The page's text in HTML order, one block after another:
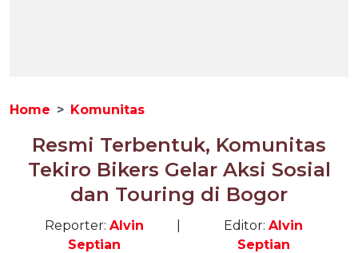
Home Komunitas
Resmi Terbentuk, Komunitas
Tekiro Bikers Gelar Aksi Sosial
dan Touring di Bogor
Reporter: Alvin
Septian
Editor:Alvin
Septian